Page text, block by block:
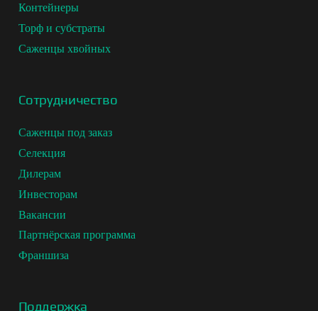
Контейнеры
Торф и субстраты
Саженцы хвойных
Сотрудничество
Саженцы под заказ
Селекция
Дилерам
Инвесторам
Вакансии
Партнёрская программа
Франшиза
Поддержка